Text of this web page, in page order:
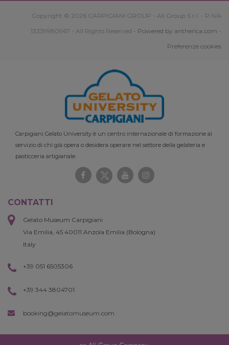
Copyright © 2026 CARPIGIANI GROUP - Ali Group S.r.l. - P.IVA
13239980967 - All Rights Reserved - Powered by antherica.com -
Preferenze cookies
Carpigiani Gelato University è un centro internazionale di formazione al
servizio di chi già opera o desidera operare nel settore della gelateria e
pasticceria artigianale.
CONTATTI
Gelato Museum Carpigiani
Via Emilia, 45 40011 Anzola Emilia (Bologna)
Italy
+39 051 6505306
+39 344 3804701
booking@gelatomuseum.com